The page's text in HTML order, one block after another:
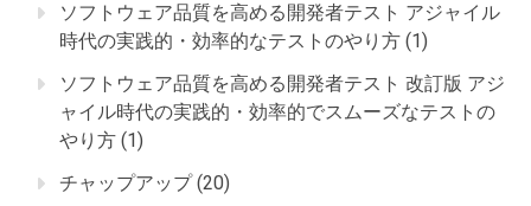
ソフトウェア品質を高める開発者テスト アジャイル
時代の実践的・効率的なテストのやり方 (1)
ソフトウェア品質を高める開発者テスト 改訂版 アジ
ャイル時代の実践的・効率的でスムーズなテストの
やり方 (1)
チャップアップ(20)